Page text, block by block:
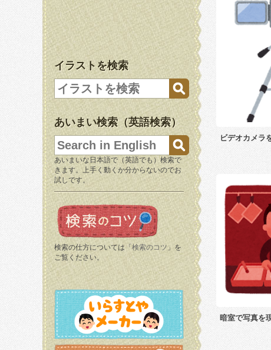
イラストを検索
あいまい検索（英語検索）
あいまいな日本語で（英語でも）検索で
きます。上手く動くか分からないのでお
試しです。
検索の仕方については「 検索のコツ 」を
ご覧ください。
ビデオカメラ
暗室で写真を